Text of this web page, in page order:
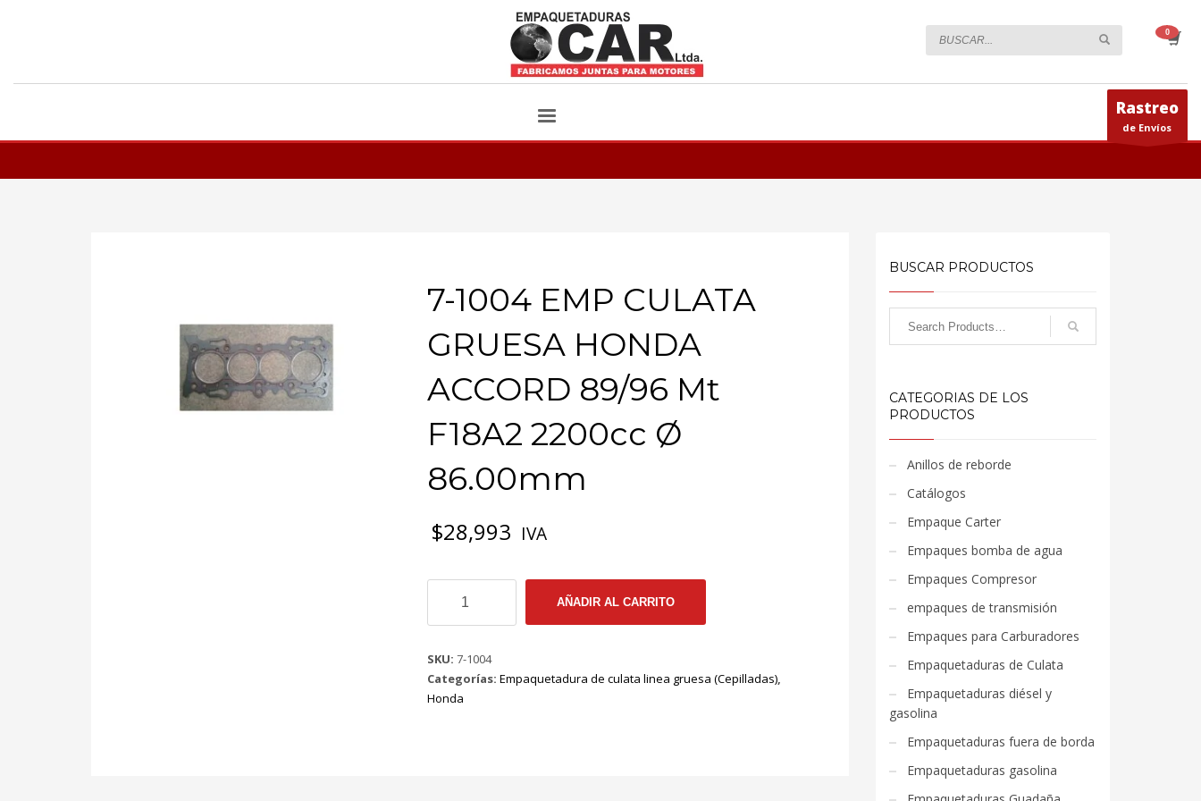
Rastreo
de Envíos
7-1004 EMP CULATA
GRUESA HONDA
ACCORD 89/96 Mt
F18A2 2200cc Ø
86.00mm
$28,993 IVA
EMP
GRUESA
HONDA
ACCORD
AÑADIR AL CARRITO
SKU:7-1004
Categorías:Empaquetadura de culata linea gruesa (Cepilladas),
Honda
BUSCAR PRODUCTOS
CATEGORIAS DE LOS
PRODUCTOS
Anillos de reborde
Catálogos
Empaque Carter
Empaques bomba de agua
Empaques Compresor
empaques de transmisión
Empaques para Carburadores
Empaquetaduras de Culata
Empaquetaduras diésel y
gasolina
Empaquetaduras fuera de borda
Empaquetaduras gasolina